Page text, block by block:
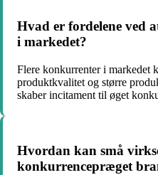
Hvad er fordelene ved
i markedet?
Flere konkurrenter i markedet
produktkvalitet og større
skaber incitament til øget
Hvordan kan små
konkurrencepræget